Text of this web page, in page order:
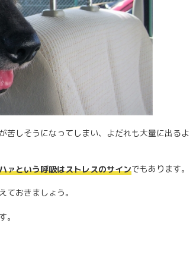
苦しそうになってしまい、よだれも大量に出るよ
ァという呼吸はストレスのサインでもあります。
ておきましょう。
。